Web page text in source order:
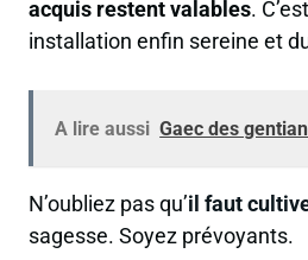
acquis restent valables.
installation enfin sereine et
A lire aussi Gaec des
N’oubliez pas qu’il faut
sagesse. Soyez prévoyants.